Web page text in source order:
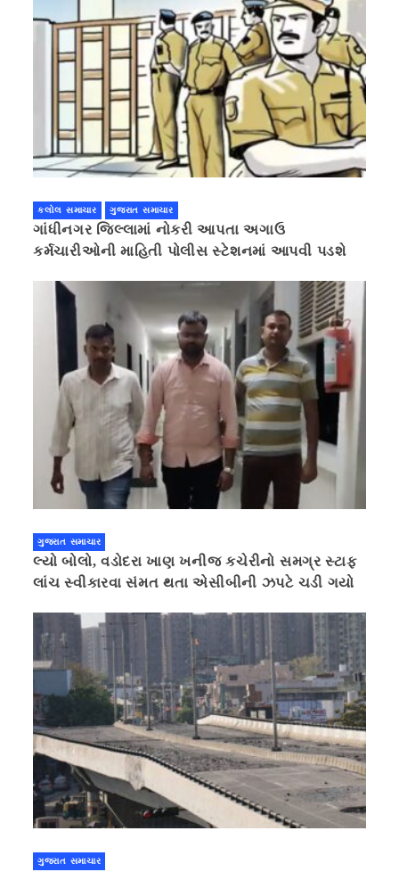
કલોલ સમાચાર ગુજરાત સમાચાર
ગાંધીનગર જિલ્લામાં નોકરી આપતા અગાઉ
કર્મચારીઓની માહિતી પોલીસ સ્ટેશનમાં આપવી પડશે
ગુજરાત સમાચાર
લ્યો બોલો, વડોદરા ખાણ ખનીજ કચેરીનો સમગ્ર સ્ટાફ
લાંચ સ્વીકારવા સંમત થતા એસીબીની ઝપટે ચડી ગયો
ગુજરાત સમાચાર